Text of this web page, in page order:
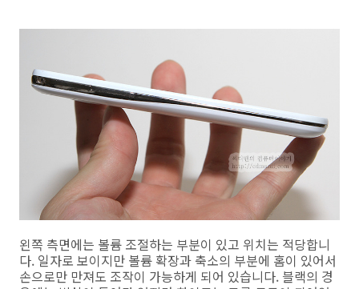
왼쪽 측면에는 볼륨 조절하는 부분이 있고 위치는 적당합니
다. 일자로 보이지만 볼륨 확장과 축소의 부분에 홈이 있어서
손으로만 만져도 조작이 가능하게 되어 있습니다. 블랙의 경